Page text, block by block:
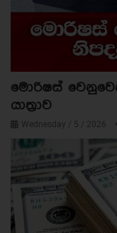
මොරිෂස්
යාත්‍රාව
Wednesday / 5 / 2026